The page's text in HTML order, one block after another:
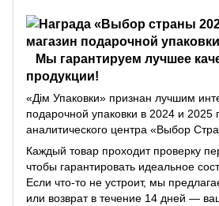
Мы гарантируем лучшее
продукции!
«Дім Упаковки» признан лучшим
подарочной упаковки в 2024 и 2025
аналитического центра «Выбор
Каждый товар проходит проверку
чтобы гарантировать идеальное
Если что-то не устроит, мы
или возврат в течение 14 дней —